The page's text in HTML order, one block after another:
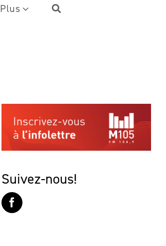
Plus
Suivez-nous!